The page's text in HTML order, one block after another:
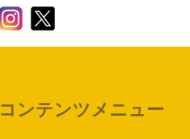
コンテンツメニュー